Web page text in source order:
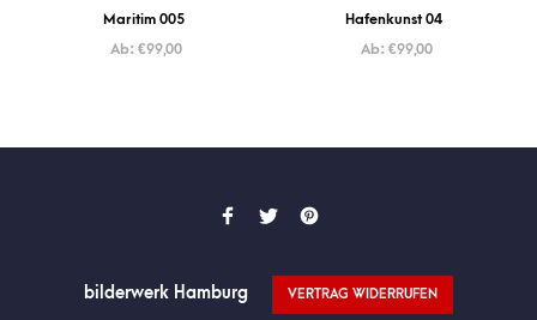
Maritim 005
Ab: €99,00
Hafenkunst 04
Ab: €99,00
bilderwerk Hamburg VERTRAG WIDERRUFEN